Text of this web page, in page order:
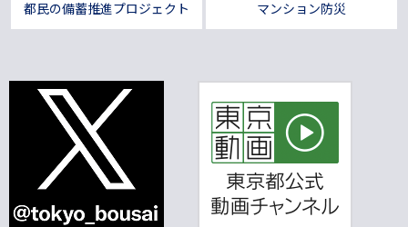
都民の備蓄推進プロジェクト マンション防災